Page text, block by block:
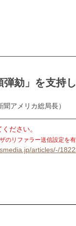
劾」を支持
聞アメリカ総局長）
ださい。
のリファラー送信設定を有
articles/-/